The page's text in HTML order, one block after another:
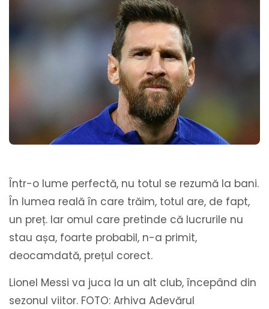
Într-o lume perfectă, nu totul se rezumă la bani.
În lumea reală în care trăim, totul are, de fapt,
un preț. Iar omul care pretinde că lucrurile nu
stau așa, foarte probabil, n-a primit,
deocamdată, prețul corect.
Lionel Messi va juca la un alt club, începând din
sezonul viitor. FOTO: Arhiva Adevărul